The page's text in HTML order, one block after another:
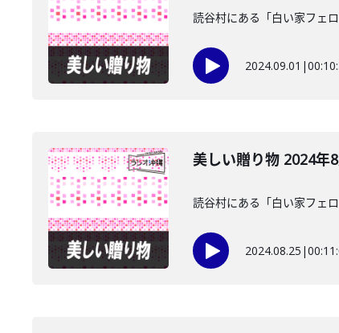
読谷村にある「白い家フェ
2024.09.01 |
美しい贈り物 2024年
読谷村にある「白い家フェ
2024.08.25 |